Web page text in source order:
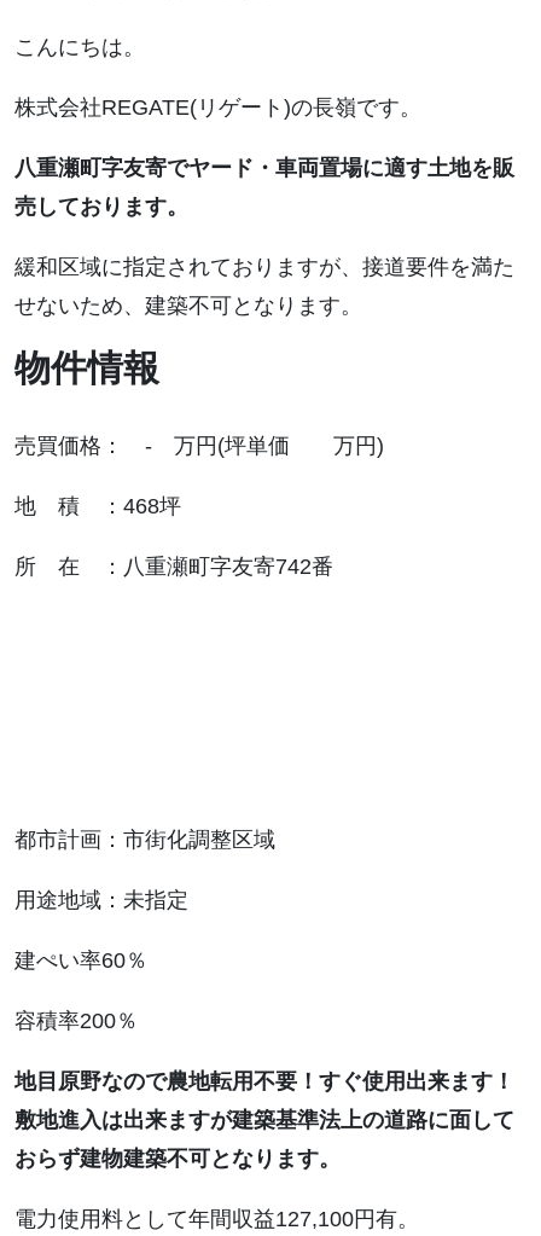
こんにちは。
株式会社REGATE(リゲート)の長嶺です。
八重瀬町字友寄でヤード・車両置場に適す土地を販
売しております。
緩和区域に指定されておりますが、接道要件を満た
せないため、建築不可となります。
物件情報
売買価格： - 万円(坪単価 万円)
地 積 ：468坪
所 在 ：八重瀬町字友寄742番
都市計画：市街化調整区域
用途地域：未指定
建ぺい率60％
容積率200％
地目原野なので農地転用不要！すぐ使用出来ます！
敷地進入は出来ますが建築基準法上の道路に面して
おらず建物建築不可となります。
電力使用料として年間収益127,100円有。